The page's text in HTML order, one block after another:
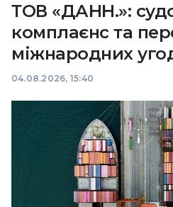
ТОВ «ДАНН.»:
комплаєнс та
міжнародних
04.08.2026, 15:40